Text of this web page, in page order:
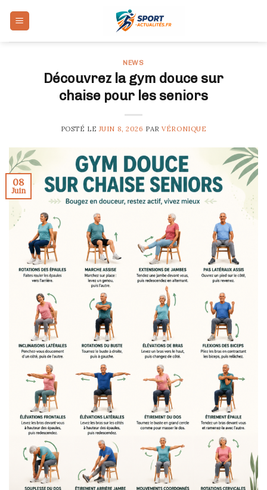
NEWS
Découvrez la gym douce sur
chaise pour les seniors
POSTÉ LE JUIN 8, 2026 PARVÉRONIQUE
08
Juin